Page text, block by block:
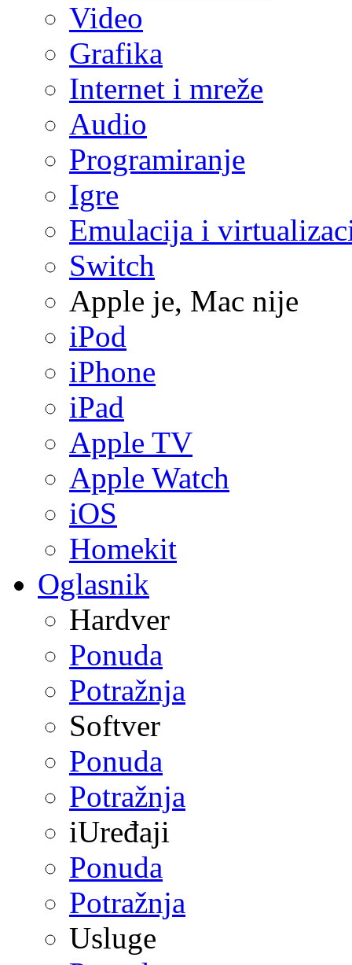
Video
Grafika
Internet i mreže
Audio
Programiranje
Igre
Emulacija i
Switch
Apple je, Mac nije
iPod
iPhone
iPad
Apple TV
Apple Watch
iOS
Homekit
Oglasnik
Hardver
Ponuda
Potražnja
Softver
Ponuda
Potražnja
iUređaji
Ponuda
Potražnja
Usluge